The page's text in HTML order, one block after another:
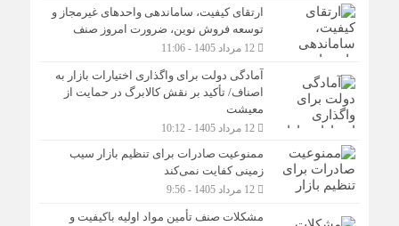
ارتقای کیفیت، ساماندهی واحدهای غیرمجاز و
توسعه فروش نوین، ضرورت امروز صنف
12 مرداد 1405 - 11:06
آمادگی دولت برای واگذاری اختیارات بازار به
اصناف/ تأکید بر نقش کالابرگ در حمایت از
معیشت
12 مرداد 1405 - 10:12
ممنوعیت صادرات برای تنظیم بازار سیب
زمینی کفایت نمی‌کند
12 مرداد 1405 - 9:56
مشکلات صنف تأمین مواد اولیه باکیفیت و